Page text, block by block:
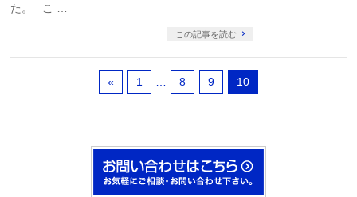
た。 こ …
この記事を読む
« 1 8 9 10